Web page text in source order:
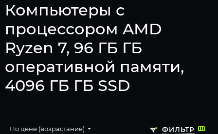
Компьютеры с
процессором AMD
Ryzen 7, 96 ГБ ГБ
оперативной памяти,
4096 ГБ ГБ SSD
ФИЛЬТР
По цене (возрастание)